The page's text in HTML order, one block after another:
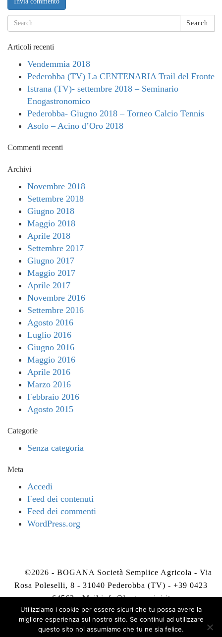
Search
Articoli recenti
Vendemmia 2018
Pederobba (TV) La CENTENARIA Trail del Fronte
Istrana (TV)- settembre 2018 – Seminario
Enogastronomico
Pederobba- Giugno 2018 – Torneo Calcio Tennis
Asolo – Acino d’Oro 2018
Commenti recenti
Archivi
Novembre 2018
Settembre 2018
Giugno 2018
Maggio 2018
Aprile 2018
Settembre 2017
Giugno 2017
Maggio 2017
Aprile 2017
Novembre 2016
Settembre 2016
Agosto 2016
Luglio 2016
Giugno 2016
Maggio 2016
Aprile 2016
Marzo 2016
Febbraio 2016
Agosto 2015
Categorie
Senza categoria
Meta
Accedi
Feed dei contenuti
Feed dei commenti
WordPress.org
©2026 - BOGANA Società Semplice Agricola - Via
Rosa Poleselli, 8 - 31040 Pederobba (TV) - +39 0423
64563 - Mailinfo@boganavini.it
Privacy Policy-Cookie Policy
Utilizziamo i cookie per essere sicuri che tu possa avere la
migliore esperienza sul nostro sito. Se continui ad utilizzare
questo sito noi assumiamo che tu ne sia felice.